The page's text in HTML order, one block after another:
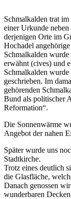
Schmalkalden trat im
einer Urkunde
derjenigen Orte im
Hochadel
Schmalkalden
erwähnt (cives) und
Schmalkalden
geschrieben. Im
gehörenden
Bund als politischer
Reformation“.
Die Sonnenwärme
Angebot der nahen
Später wurde uns
Stadtkirche.
Trotz eines deutlich
die Glasfläche,
Danach genossen
wunderbaren